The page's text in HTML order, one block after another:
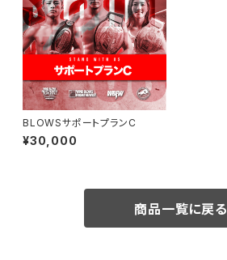
BLOWSサポートプランC
¥30,000
商品一覧に戻る